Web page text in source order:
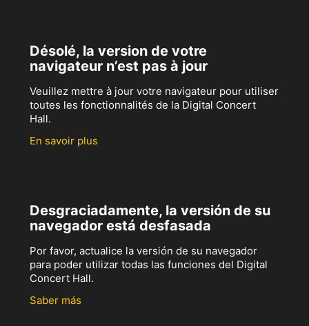
Désolé, la version de votre
navigateur n’est pas à jour
Veuillez mettre à jour votre navigateur pour utiliser
toutes les fonctionnalités de la Digital Concert
Hall.
En savoir plus
Desgraciadamente, la versión de su
navegador está desfasada
Por favor, actualice la versión de su navegador
para poder utilizar todas las funciones del Digital
Concert Hall.
Saber más